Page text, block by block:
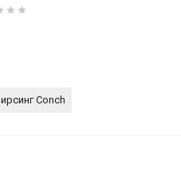
Conch
Кристалл. ILSR1602